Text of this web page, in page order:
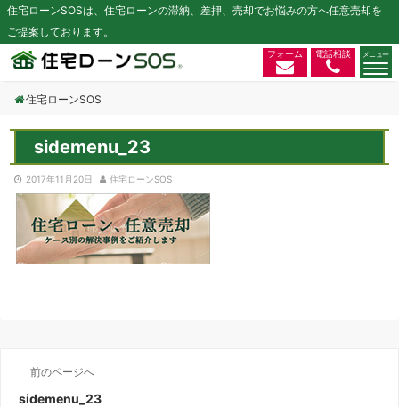
住宅ローンSOSは、住宅ローンの滞納、差押、売却でお悩みの方へ任意売却を
ご提案しております。
フォーム 電話相談
住宅ローンSOS
sidemenu_23
2017年11月20日 住宅ローンSOS
前のページへ
sidemenu_23